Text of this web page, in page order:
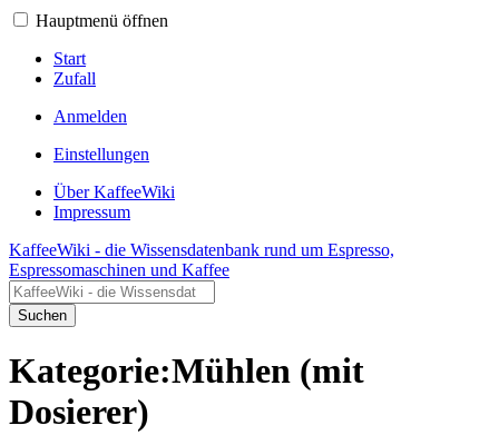
Hauptmenü öffnen
Start
Zufall
Anmelden
Einstellungen
Über KaffeeWiki
Impressum
KaffeeWiki - die Wissensdatenbank rund um Espresso,
Espressomaschinen und Kaffee
Suchen
Kategorie:Mühlen (mit
Dosierer)